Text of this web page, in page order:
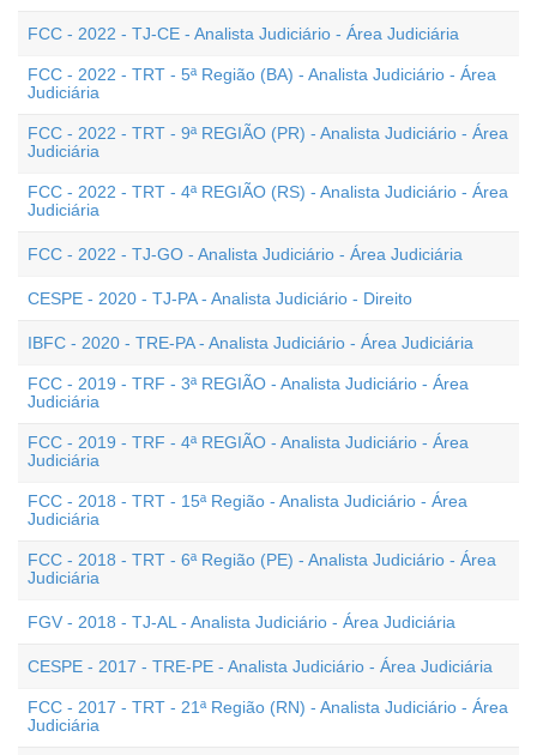
FCC - 2022 - TJ-CE - Analista Judiciário - Área Judiciária
FCC - 2022 - TRT - 5ª Região (BA) - Analista Judiciário - Área
Judiciária
FCC - 2022 - TRT - 9ª REGIÃO (PR) - Analista Judiciário - Área
Judiciária
FCC - 2022 - TRT - 4ª REGIÃO (RS) - Analista Judiciário - Área
Judiciária
FCC - 2022 - TJ-GO - Analista Judiciário - Área Judiciária
CESPE - 2020 - TJ-PA - Analista Judiciário - Direito
IBFC - 2020 - TRE-PA - Analista Judiciário - Área Judiciária
FCC - 2019 - TRF - 3ª REGIÃO - Analista Judiciário - Área
Judiciária
FCC - 2019 - TRF - 4ª REGIÃO - Analista Judiciário - Área
Judiciária
FCC - 2018 - TRT - 15ª Região - Analista Judiciário - Área
Judiciária
FCC - 2018 - TRT - 6ª Região (PE) - Analista Judiciário - Área
Judiciária
FGV - 2018 - TJ-AL - Analista Judiciário - Área Judiciária
CESPE - 2017 - TRE-PE - Analista Judiciário - Área Judiciária
FCC - 2017 - TRT - 21ª Região (RN) - Analista Judiciário - Área
Judiciária